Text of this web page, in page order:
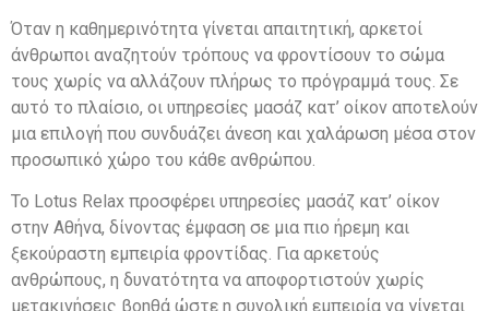
Όταν η καθημερινότητα γίνεται απαιτητική, αρκετοί
άνθρωποι αναζητούν τρόπους να φροντίσουν το σώμα
τους χωρίς να αλλάζουν πλήρως το πρόγραμμά τους. Σε
αυτό το πλαίσιο, οι υπηρεσίες μασάζ κατ’ οίκον αποτελούν
μια επιλογή που συνδυάζει άνεση και χαλάρωση μέσα στον
προσωπικό χώρο του κάθε ανθρώπου.
Το Lotus Relax προσφέρει υπηρεσίες μασάζ κατ’ οίκον
στην Αθήνα, δίνοντας έμφαση σε μια πιο ήρεμη και
ξεκούραστη εμπειρία φροντίδας. Για αρκετούς
ανθρώπους, η δυνατότητα να αποφορτιστούν χωρίς
μετακινήσεις βοηθά ώστε η συνολική εμπειρία να γίνεται